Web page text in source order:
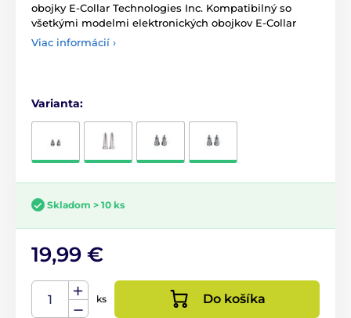
obojky E-Collar Technologies Inc. Kompatibilný so
všetkými modelmi elektronických obojkov E-Collar
Viac informácií ›
Varianta:
Skladom > 10 ks
19,99 €
ks Do košíka